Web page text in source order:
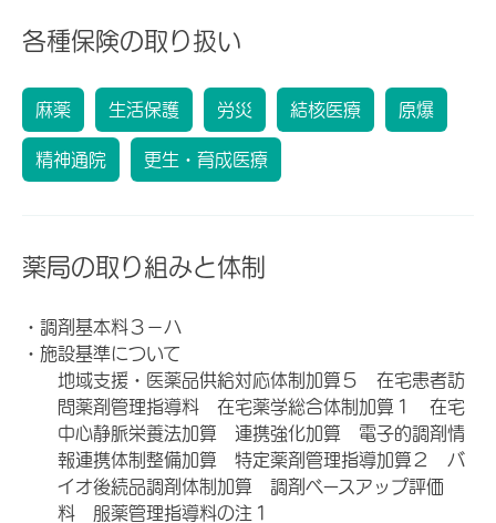
各種保険の取り扱い
麻薬 生活保護 労災 結核医療 原爆
精神通院 更生・育成医療
薬局の取り組みと体制
・調剤基本料３－ハ
・施設基準について
地域支援・医薬品供給対応体制加算５ 在宅患者訪
問薬剤管理指導料 在宅薬学総合体制加算１ 在宅
中心静脈栄養法加算 連携強化加算 電子的調剤情
報連携体制整備加算 特定薬剤管理指導加算２ バ
イオ後続品調剤体制加算 調剤ベースアップ評価
料 服薬管理指導料の注１